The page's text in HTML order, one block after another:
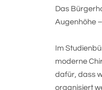
Das
Augenhöhe
Im
moderne
dafür, dass
organisiert